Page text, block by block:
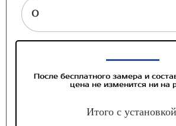
После бесплатного замера и
цена не изменится ни на
Итого с